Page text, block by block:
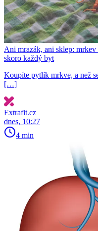
Ani mrazák, ani sklep:
skoro každý byt
Koupíte pytlík mrkve, a než
[…]
Extrafit.cz
dnes, 10:27
4 min